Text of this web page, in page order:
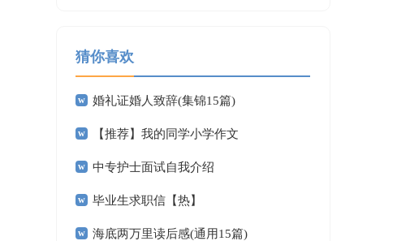
猜你喜欢
婚礼证婚人致辞(集锦15篇)
【推荐】我的同学小学作文
中专护士面试自我介绍
毕业生求职信【热】
海底两万里读后感(通用15篇)